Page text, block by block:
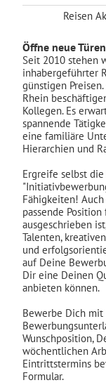
Reisen
Öffne neue
Seit 2010 stehen
inhabergeführter
günstigen
Rhein
Kollegen. Es
spannende
eine familiäre
Hierarchien und
Ergreife selbst
Fähigkeiten!
passende
ausgeschrieben
Talenten,
und
auf Deine
Dir eine Deinen
anbieten können.
Bewerbe Dich mit
Wunschposition,
wöchentlichen
Eintrittstermins
Formular.